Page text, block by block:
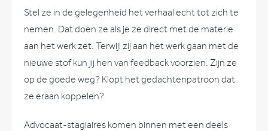
Stel ze in de gelegenheid het verhaal echt tot zich te
nemen. Dat doen ze als je ze direct met de materie
aan het werk zet. Terwijl zij aan het werk gaan met de
nieuwe stof kun jij hen van feedback voorzien. Zijn ze
op de goede weg? Klopt het gedachtenpatroon dat
ze eraan koppelen?
Advocaat-stagiaires komen binnen met een deels